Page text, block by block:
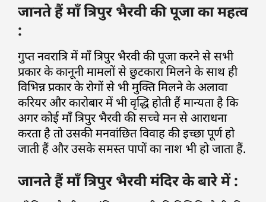
जानते हैं माँ त्रिपुर भैरवी की पूजा का महत्व
:
गुप्त नवरात्रि में माँ त्रिपुर भैरवी की पूजा करने से सभी
प्रकार के कानूनी मामलों से छुटकारा मिलने के साथ ही
विभिन्न प्रकार के रोगों से भी मुक्ति मिलने के अलावा
करियर और कारोबार में भी वृद्धि होती हैं मान्यता है कि
अगर कोई माँ त्रिपुर भैरवी की सच्चे मन से आराधना
करता है तो उसकी मनवांछित विवाह की इच्छा पूर्ण हो
जाती हैं और उसके समस्त पापों का नाश भी हो जाता हैं.
जानते हैं माँ त्रिपुर भैरवी मंदिर के बारे में :